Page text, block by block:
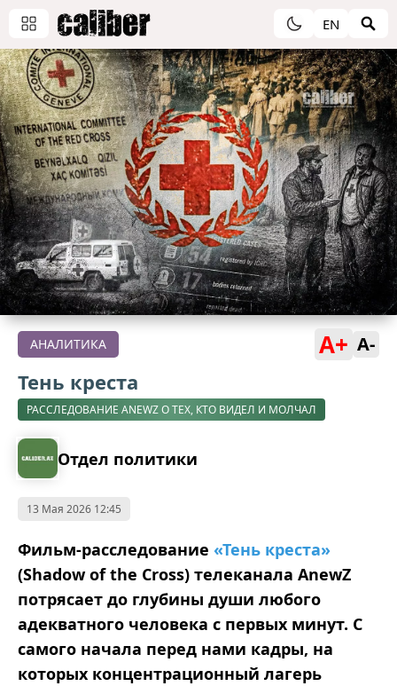
EN
АНАЛИТИКА A+ A-
Тень креста
РАССЛЕДОВАНИЕ ANEWZ О ТЕХ, КТО ВИДЕЛ И МОЛЧАЛ
Отдел политики
13 Мая 2026 12:45
Фильм-расследование «Тень креста»
(Shadow of the Cross) телеканала AnewZ
потрясает до глубины души любого
адекватного человека с первых минут. С
самого начала перед нами кадры, на
которых концентрационный лагерь